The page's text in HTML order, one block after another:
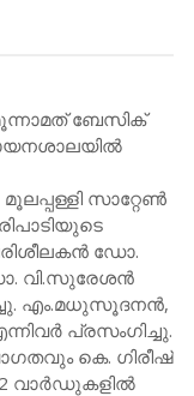
ബേസിക്
സാറ്റേൺ
ഡോ.
വി.സുരേശൻ
എം.മധുസൂദനൻ,
പ്രസംഗിച്ചു.
കെ. ഗിരീഷ്
2 വാർഡുകളിൽ